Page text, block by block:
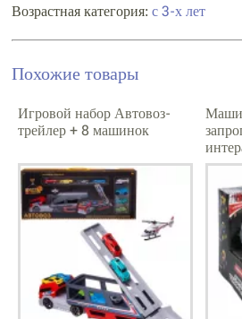
Возрастная категория:с 3-х лет
Похожие товары
Игровой набор Автовоз-
трейлер + 8 машинок